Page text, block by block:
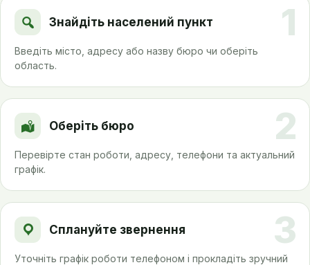
1
Знайдіть населений пункт
Введіть місто, адресу або назву бюро чи оберіть
область.
2
Оберіть бюро
Перевірте стан роботи, адресу, телефони та актуальний
графік.
3
Сплануйте звернення
Уточніть графік роботи телефоном і прокладіть зручний